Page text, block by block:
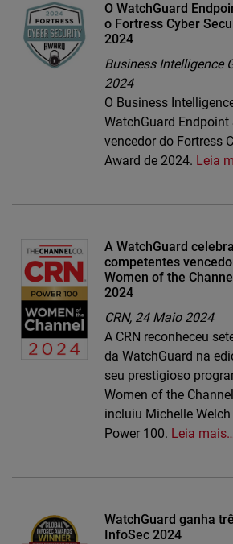
O WatchGuard
o Fortress Cyber
2024
Business Intelligence
2024
O Business
WatchGuard
vencedor do Fortress
Award de 2024. Leia
A WatchGuard
competentes
Women of the
2024
CRN, 24 Maio 2024
A CRN reconheceu
da WatchGuard na
seu prestigioso
Women of the
incluiu Michelle
Power 100. Leia
WatchGuard ganha
InfoSec 2024